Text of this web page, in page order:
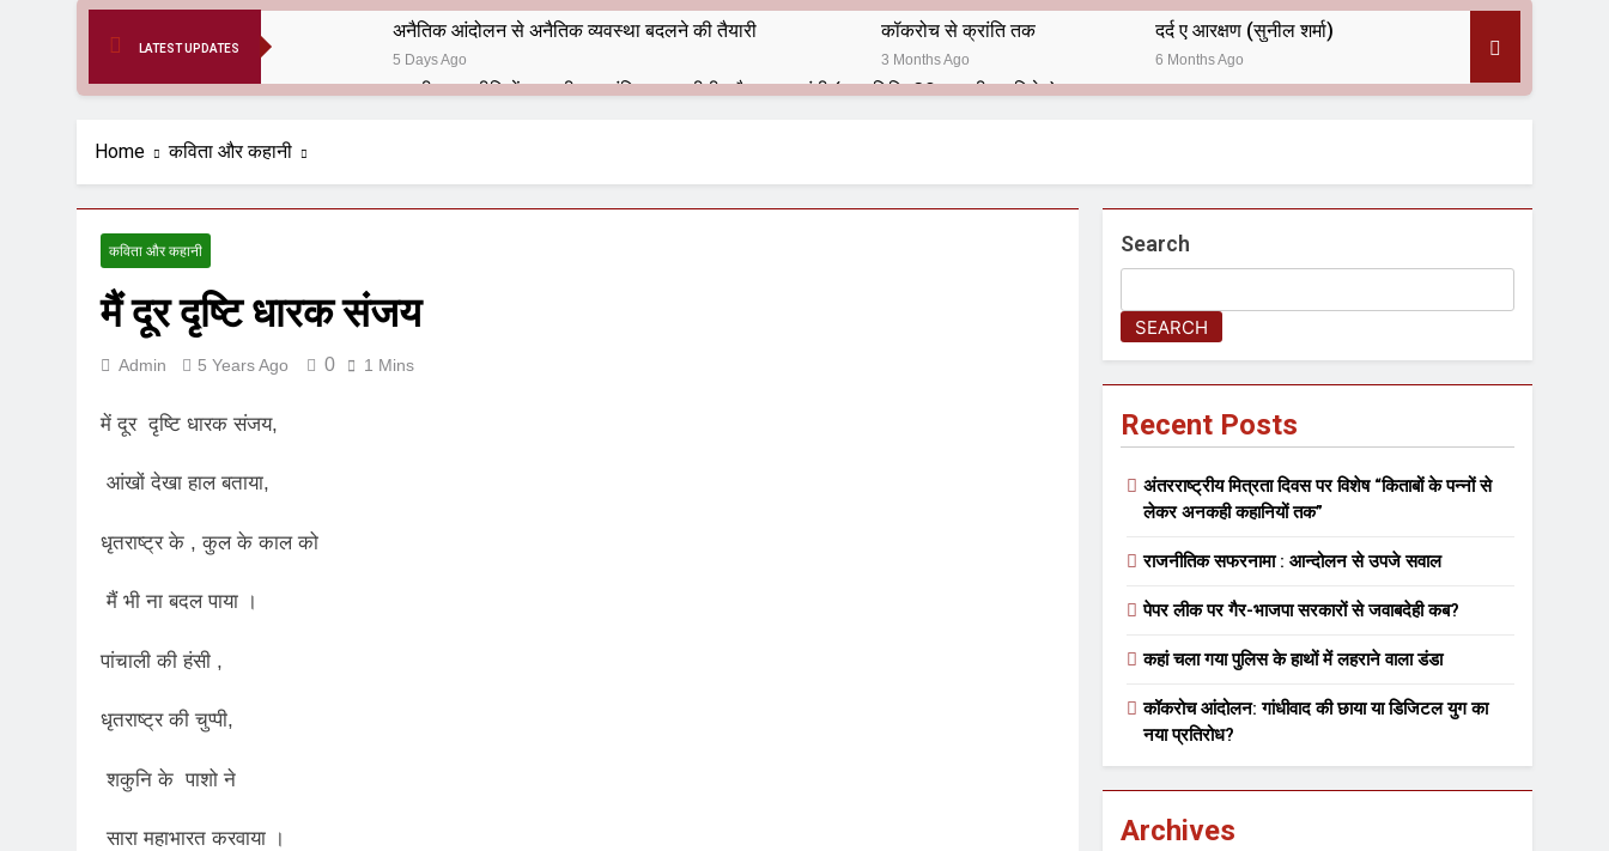
LATEST UPDATES
अनैतिक आंदोलन से अनैतिक व्यवस्था बदलने की तैयारी
5 Days Ago
कॉकरोच से क्रांति तक
3 Months Ago
दर्द ए आरक्षण (सुनील शर्मा)
6 Months Ago
भारतीय राजनीति में आज भी प्रासांगिक एव अद्वीतीय है महात्मा गांधी (पुण्य तिथि-30 जनवरी पर विशेष)
हरियाणा सरकार के बाबा बंदा सिंह बहादुर की स्मृति में स्मारक निर्माण की दिशा में बढ़ते कदम
1 Year Ago
पाकिस्तान और PoK में 9 आतंकी ठिकानों पर भारत ने की एयर स्ट्राइक (ऑपरेशन सिन्दूर)
1 Year Ago
श्री चौरासिया ब्राह्मण समाज समन्वय समिति के व्दारा‌ ‘राष्ट्रीय प्रबुद्ध ब्राह्मण‌ महासम्मेलन‌’ का सफल आयोजन
Home कविता और कहानी
कविता और कहानी
मैं दूर दृष्टि धारक संजय
Admin 5 Years Ago 0 1 Mins
में दूर दृष्टि धारक संजय,
आंखों देखा हाल बताया,
धृतराष्ट्र के , कुल के काल को
मैं भी ना बदल पाया ।
पांचाली की हंसी ,
धृतराष्ट्र की चुप्पी,
शकुनि के पाशो ने
सारा महाभारत करवाया ।
Search
SEARCH
Recent Posts
अंतरराष्ट्रीय मित्रता दिवस पर विशेष “किताबों के पन्नों से
लेकर अनकही कहानियों तक”
राजनीतिक सफरनामा : आन्दोलन से उपजे सवाल
पेपर लीक पर गैर-भाजपा सरकारों से जवाबदेही कब?
कहां चला गया पुलिस के हाथों में लहराने वाला डंडा
कॉकरोच आंदोलन: गांधीवाद की छाया या डिजिटल युग का
नया प्रतिरोध?
Archives